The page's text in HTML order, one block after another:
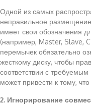
Одной из самых
неправильное
имеет свои обозначения
(например, Master, Slave,
перемычек обязательно
жесткому диску, чтобы
соответствии с
может привести к тому,
2. Игнорирование